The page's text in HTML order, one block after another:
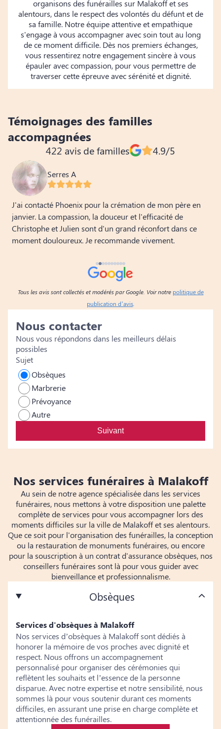
organisons des funérailles sur Malakoff et ses
alentours, dans le respect des volontés du défunt et de
sa famille. Notre équipe attentive et empathique
s'engage à vous accompagner avec soin tout au long
de ce moment difficile. Dès nos premiers échanges,
vous ressentirez notre engagement sincère à vous
épauler avec compassion, pour vous permettre de
traverser cette épreuve avec sérénité et dignité.
Témoignages des familles
accompagnées
422 avis de familles 4.9/5
Serres A
J'ai contacté Phoenix pour la crémation de mon père en
janvier. La compassion, la douceur et l'efficacité de
Christophe et Julien sont d'un grand réconfort dans ce
moment douloureux. Je recommande vivement.
Tous les avis sont collectés et modérés par Google. Voir notre politique de
publication d’avis.
Nous contacter
Nous vous répondons dans les meilleurs délais
possibles
Sujet
Obsèques
Marbrerie
Prévoyance
Autre
Suivant
Nos services funéraires à Malakoff
Au sein de notre agence spécialisée dans les services
funéraires, nous mettons à votre disposition une palette
complète de services pour vous accompagner lors des
moments difficiles sur la ville de Malakoff et ses alentours.
Que ce soit pour l'organisation des funérailles, la conception
ou la restauration de monuments funéraires, ou encore
pour la souscription à un contrat d'assurance obsèques, nos
conseillers funéraires sont là pour vous guider avec
bienveillance et professionnalisme.
Obsèques
Services d'obsèques à Malakoff
Nos services d’obsèques à Malakoff sont dédiés à
honorer la mémoire de vos proches avec dignité et
respect. Nous offrons un accompagnement
personnalisé pour organiser des cérémonies qui
reflètent les souhaits et l’essence de la personne
disparue. Avec notre expertise et notre sensibilité, nous
sommes là pour vous soutenir durant ces moments
difficiles, en assurant une prise en charge complète et
attentionnée des funérailles.